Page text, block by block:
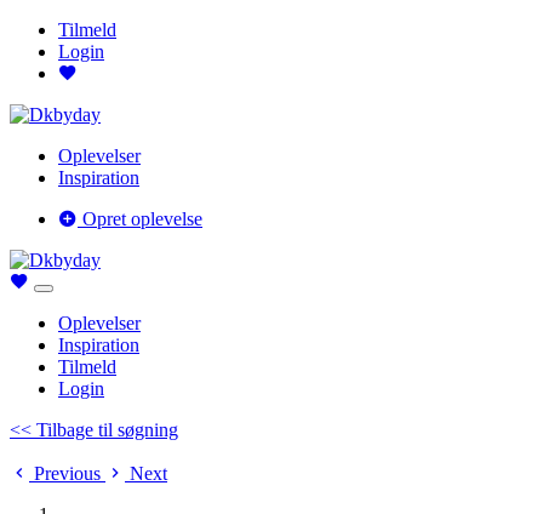
Tilmeld
Login
Oplevelser
Inspiration
Opret oplevelse
Oplevelser
Inspiration
Tilmeld
Login
<< Tilbage til søgning
Previous Next